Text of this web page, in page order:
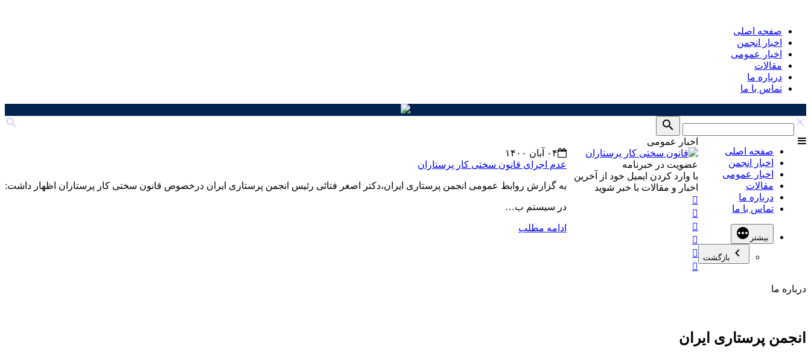
صفحه اصلی
اخبار انجمن
اخبار عمومی
مقالات
درباره ما
تماس با ما
صفحه اصلی
اخبار انجمن
اخبار عمومی
مقالات
درباره ما
تماس با ما
بیشتر
بازگشت
اخبار عمومی
۰۴ آبان ۱۴۰۰
عدم اجرای قانون سختی کار پرستاران
به گزارش روابط عمومی انجمن پرستاری ایران،دکتر اصغر فتائی رئیس انجمن‌ پرستاری ایران درخصوص قانون سختی کار پرستاران اظهار داشت:
در سیستم ب…
ادامه مطلب
درباره ما
انجمن پرستاری ایران
عضویت در خبرنامه
با وارد کردن ایمیل خود از آخرین
اخبار و مقالات با خبر شوید